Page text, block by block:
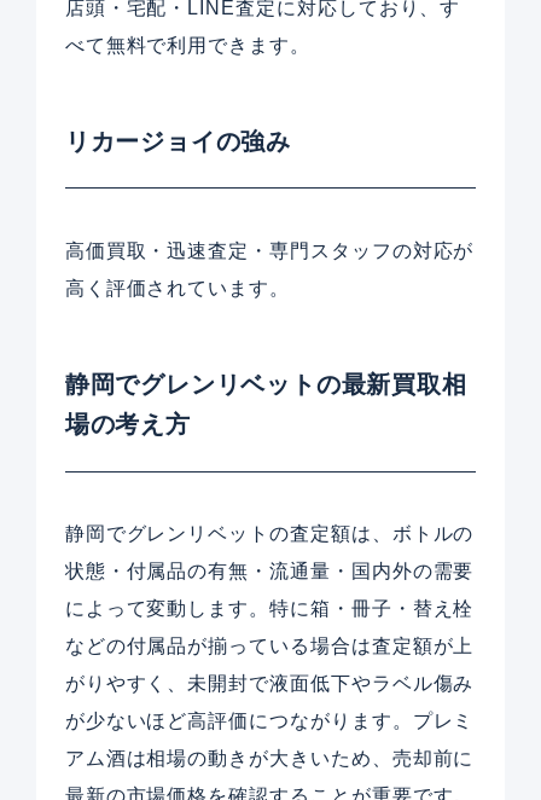
店頭・宅配・LINE査定に対応しており、す
べて無料で利用できます。
リカージョイの強み
高価買取・迅速査定・専門スタッフの対応が
高く評価されています。
静岡でグレンリベットの最新買取相
場の考え方
静岡でグレンリベットの査定額は、ボトルの
状態・付属品の有無・流通量・国内外の需要
によって変動します。特に箱・冊子・替え栓
などの付属品が揃っている場合は査定額が上
がりやすく、未開封で液面低下やラベル傷み
が少ないほど高評価につながります。プレミ
アム酒は相場の動きが大きいため、売却前に